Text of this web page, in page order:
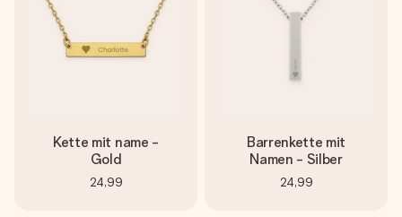
Kette mit name -
Gold
24,99
Barrenkette mit
Namen - Silber
24,99